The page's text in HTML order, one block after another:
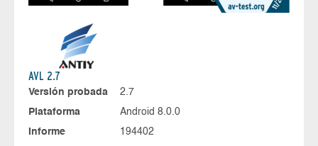
AVL 2.7
Versión probada
2.7
Plataforma
Android 8.0.0
Informe
194402